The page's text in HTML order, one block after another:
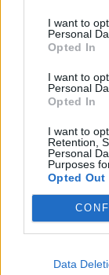
I want to
Personal
Opted In
I want to
Personal
Opted In
I want to
Retention,
Personal
Purposes
Opted Out
Data
Τεχνίτης
ECHT | Ολλανδία
Πλήρης
2800 € - 3200
07/07/2026
Εργάτης
Ολλανδία
Ολλανδία